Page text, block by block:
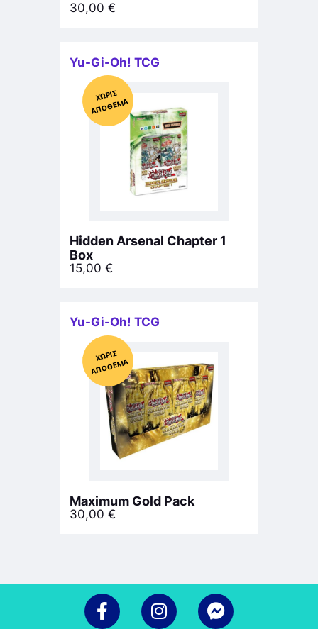
30,00 €
Yu-Gi-Oh! TCG
Χ
ΩΡΊΣ
Α
Π
Ό
ΘΕ
ΜΑ
Hidden Arsenal Chapter 1
Box
15,00 €
Yu-Gi-Oh! TCG
Χ
ΩΡΊΣ
Α
Π
Ό
ΘΕ
ΜΑ
Maximum Gold Pack
30,00 €